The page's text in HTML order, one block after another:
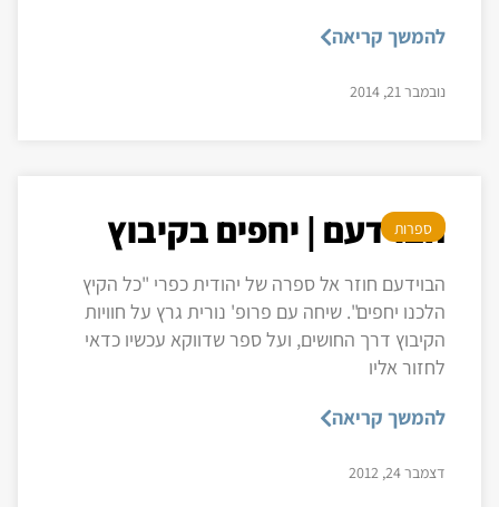
להמשך קריאה
נובמבר 21, 2014
ספרות
הבוידעם | יחפים בקיבוץ
הבוידעם חוזר אל ספרה של יהודית כפרי "כל הקיץ
הלכנו יחפים". שיחה עם פרופ' נורית גרץ על חוויות
הקיבוץ דרך החושים, ועל ספר שדווקא עכשיו כדאי
לחזור אליו
להמשך קריאה
דצמבר 24, 2012